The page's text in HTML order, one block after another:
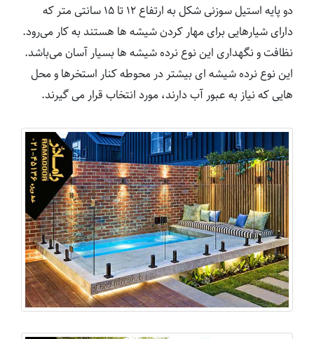
دو پایه استیل سوزنی شکل به ارتفاع ۱۲ تا ۱۵ سانتی متر که
دارای شیارهایی برای مهار کردن شیشه ها هستند به کار می‌رود.
نظافت و نگهداری این نوع نرده شیشه ها بسیار آسان می‌باشد.
این نوع نرده شیشه ای بیشتر در محوطه کنار استخرها و محل
هایی که نیاز به عبور آب دارند، مورد انتخاب قرار می گیرند.